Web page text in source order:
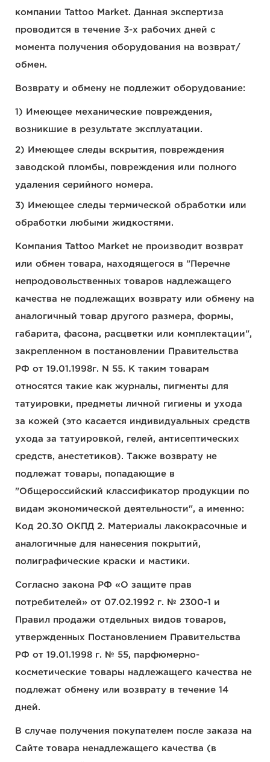
компании Tattoo Market. Данная экспертиза
проводится в течение 3-х рабочих дней с
момента получения оборудования на возврат/
обмен.
Возврату и обмену не подлежит оборудование:
Имеющее механические повреждения,
возникшие в результате эксплуатации.
Имеющее следы вскрытия, повреждения
заводской пломбы, повреждения или полного
удаления серийного номера.
Имеющее следы термической обработки или
обработки любыми жидкостями.
Компания Tattoo Market не производит возврат
или обмен товара, находящегося в "Перечне
непродовольственных товаров надлежащего
качества не подлежащих возврату или обмену на
аналогичный товар другого размера, формы,
габарита, фасона, расцветки или комплектации",
закрепленном в постановлении Правительства
РФ от 19.01.1998г. N 55. К таким товарам
относятся такие как журналы, пигменты для
татуировки, предметы личной гигиены и ухода
за кожей (это касается индивидуальных средств
ухода за татуировкой, гелей, антисептических
средств, анестетиков). Также возврату не
подлежат товары, попадающие в
"Общероссийский классификатор продукции по
видам экономической деятельности", а именно:
Код 20.30 ОКПД 2. Материалы лакокрасочные и
аналогичные для нанесения покрытий,
полиграфические краски и мастики.
Согласно закона РФ «О защите прав
потребителей» от 07.02.1992 г. № 2300-1 и
Правил продажи отдельных видов товаров,
утвержденных Постановлением Правительства
РФ от 19.01.1998 г. № 55, парфюмерно-
косметические товары надлежащего качества не
подлежат обмену или возврату в течение 14
дней.
В случае получения покупателем после заказа на
Сайте товара ненадлежащего качества (в